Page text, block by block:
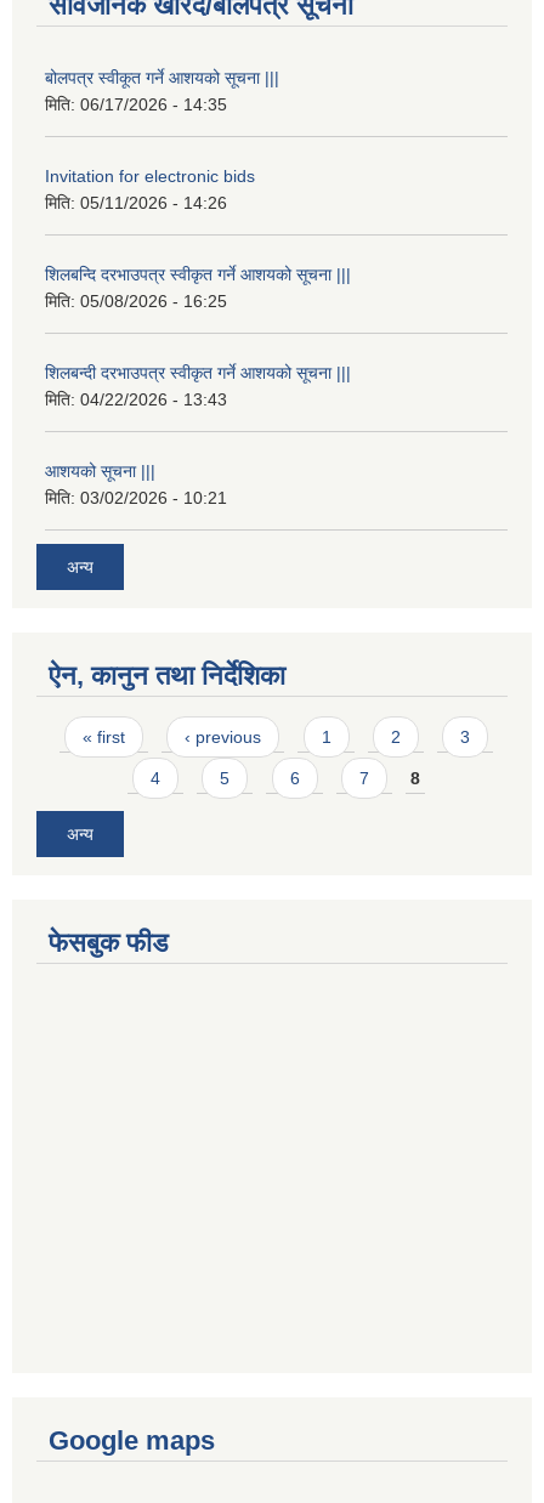
बोलपत्र स्वीकूत गर्ने आशयको सूचना |||
मिति: 06/17/2026 - 14:35
Invitation for electronic bids
मिति: 05/11/2026 - 14:26
शिलबन्दि दरभाउपत्र स्वीकृत गर्ने आशयको सूचना |||
मिति: 05/08/2026 - 16:25
शिलबन्दी दरभाउपत्र स्वीकृत गर्ने आशयको सूचना |||
मिति: 04/22/2026 - 13:43
आशयको सूचना |||
मिति: 03/02/2026 - 10:21
अन्य
ऐन, कानुन तथा निर्देशिका
Pages
« first ‹ previous 1 2 3
4 5 6 7 8
अन्य
फेसबुक फीड
Google maps